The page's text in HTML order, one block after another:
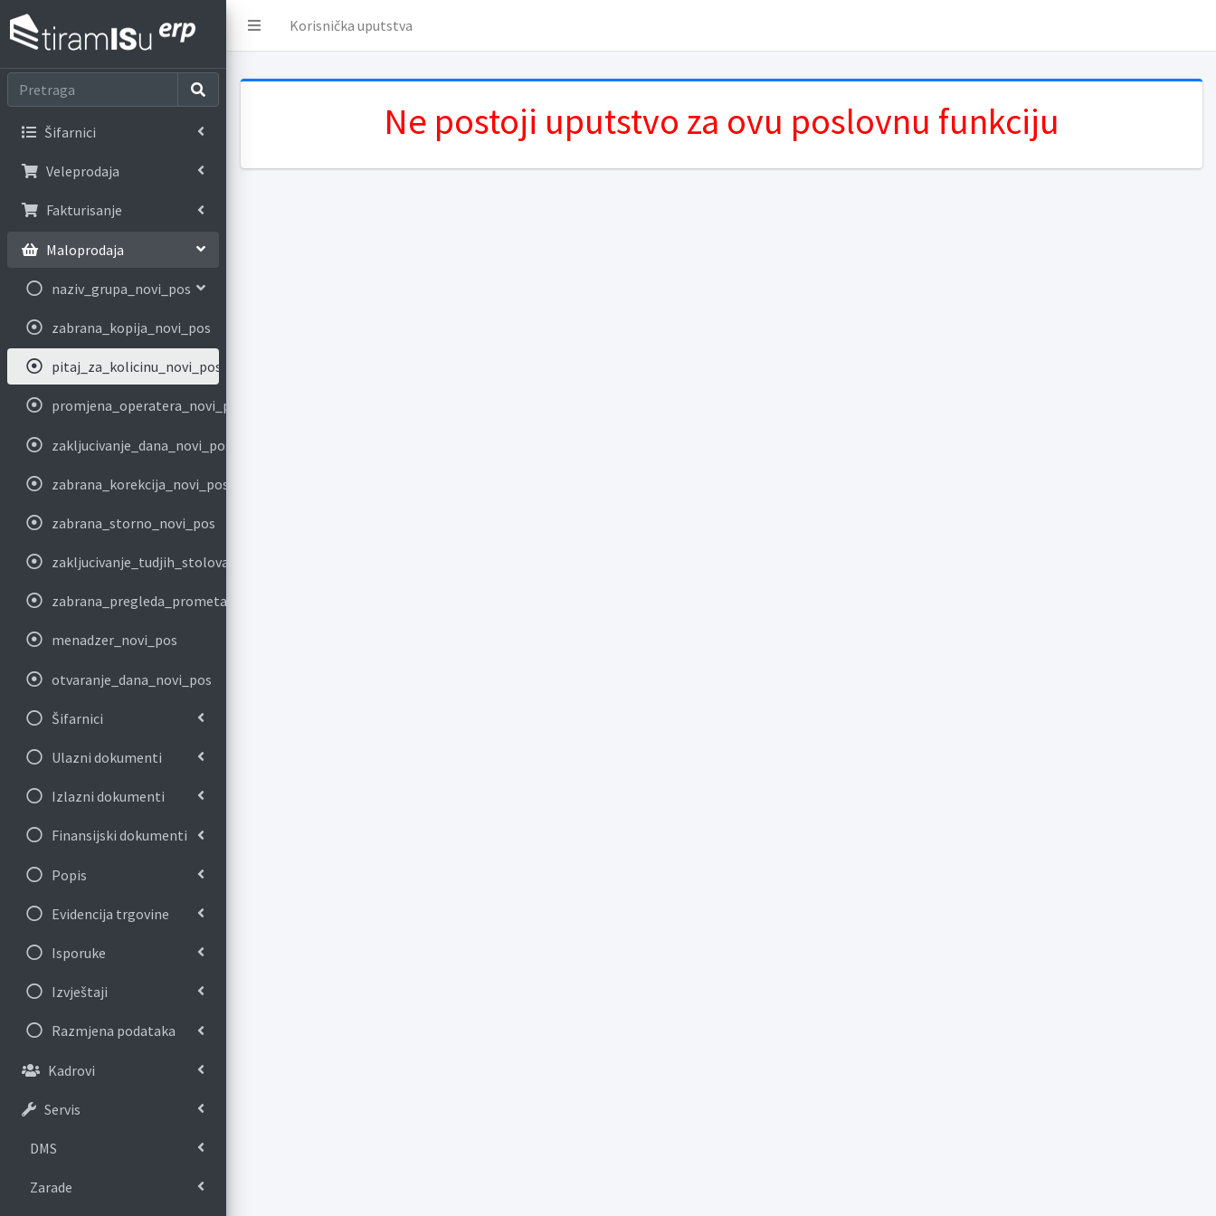
Korisnička uputstva
Šifarnici
Veleprodaja
Fakturisanje
Maloprodaja
naziv_grupa_novi_pos
zabrana_kopija_novi_pos
pitaj_za_kolicinu_novi_pos
promjena_operatera_novi_pos
zakljucivanje_dana_novi_pos
zabrana_korekcija_novi_pos
zabrana_storno_novi_pos
zakljucivanje_tudjih_stolova_novi_pos
zabrana_pregleda_prometa_novi_pos
menadzer_novi_pos
otvaranje_dana_novi_pos
Šifarnici
Ulazni dokumenti
Izlazni dokumenti
Finansijski dokumenti
Popis
Evidencija trgovine
Isporuke
Izvještaji
Razmjena podataka
Kadrovi
Servis
DMS
Zarade
Ne postoji uputstvo za ovu poslovnu funkciju